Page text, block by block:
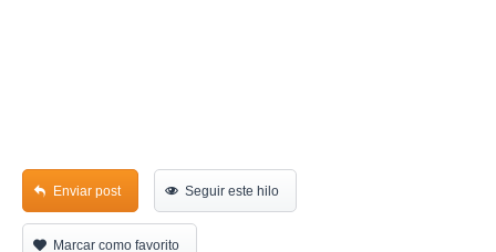
Enviar post Seguir este hilo
Marcar como favorito